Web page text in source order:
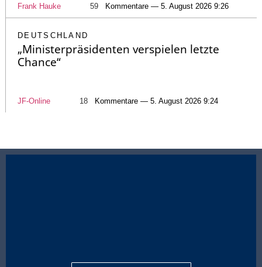
Frank Hauke 59 Kommentare — 5. August 2026 9:26
DEUTSCHLAND
„Ministerpräsidenten verspielen letzte
Chance“
JF-Online 18 Kommentare — 5. August 2026 9:24